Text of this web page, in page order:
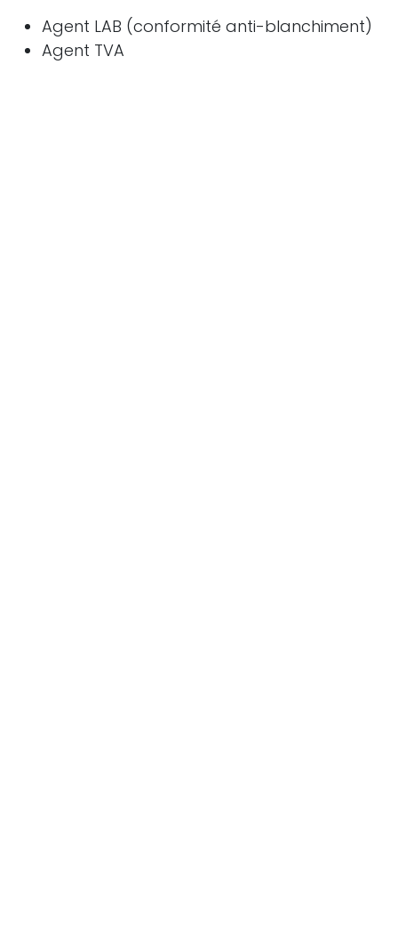
Agent LAB (conformité anti-blanchiment)
Agent TVA